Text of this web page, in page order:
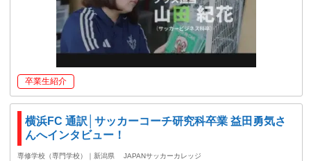
卒業生紹介
横浜FC 通訳│サッカーコーチ研究科卒業 益田勇気さ
んへインタビュー！
専修学校（専門学校）｜新潟県 JAPANサッカーカレッジ